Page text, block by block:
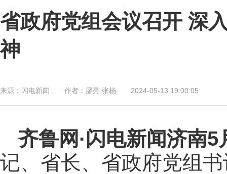
省政府党组会议召开 深
神
来源： 闪电新闻 作者： 廖亮 张杨 2024-05-13 19:00:05
齐鲁网 ·闪电新闻济南
记、省长、省政府党组